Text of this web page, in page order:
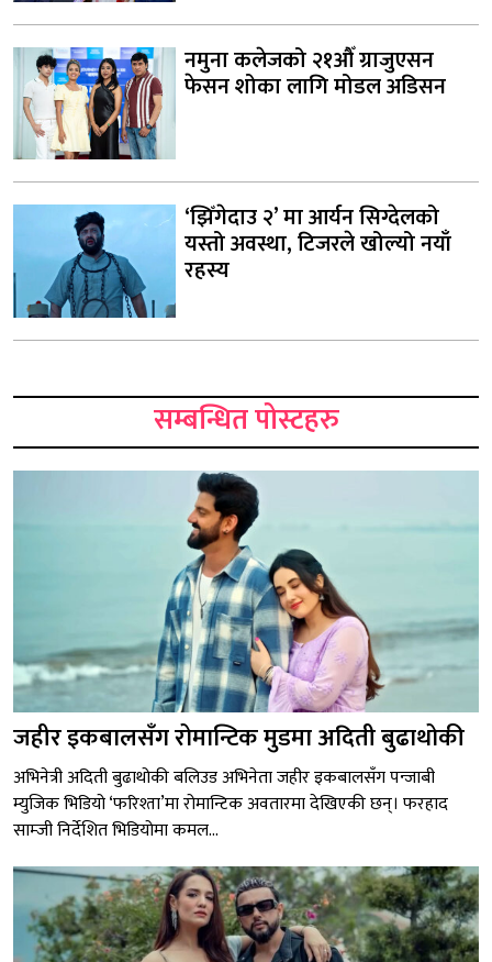
नमुना कलेजको २१औँ ग्राजुएसन
फेसन शोका लागि मोडल अडिसन
‘झिँगेदाउ २’ मा आर्यन सिग्देलको
यस्तो अवस्था, टिजरले खोल्यो नयाँ
रहस्य
सम्बन्धित पोस्टहरु
जहीर इकबालसँग रोमान्टिक मुडमा अदिती बुढाथोकी
अभिनेत्री अदिती बुढाथोकी बलिउड अभिनेता जहीर इकबालसँग पन्जाबी
म्युजिक भिडियो ‘फरिश्ता’मा रोमान्टिक अवतारमा देखिएकी छन्। फरहाद
साम्जी निर्देशित भिडियोमा कमल...